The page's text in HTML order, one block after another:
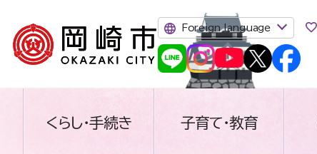
Foreign language
くらし・手続き 子育て・教育